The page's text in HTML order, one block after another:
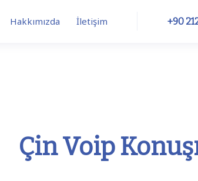
Hakkımızda İletişim +90
Çin Voip